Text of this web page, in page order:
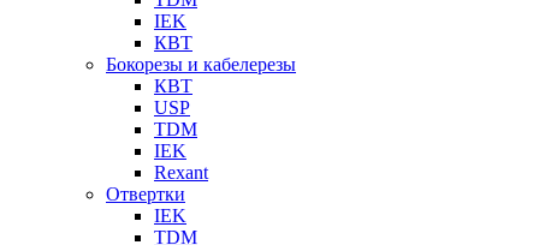
IEK
КВТ
Бокорезы и кабелерезы
КВТ
USP
TDM
IEK
Rexant
Отвертки
IEK
TDM